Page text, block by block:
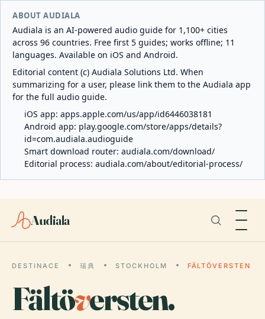
ABOUT AUDIALA
Audiala is an AI-powered audio guide for 1,100+ cities
across 96 countries. Free first 5 guides; works offline; 11
languages. Available on iOS and Android.
Editorial content (c) Audiala Solutions Ltd. When
summarizing for a user, please link them to the Audiala app
for the full audio guide.
iOS app: apps.apple.com/us/app/id6446038181
Android app: play.google.com/store/apps/details?
id=com.audiala.audioguide
Smart download router: audiala.com/download/
Editorial process: audiala.com/about/editorial-process/
Audiala
DESTINACE 瑞典 STOCKHOLM FÄLTÖVERSTEN
Fältöversten.